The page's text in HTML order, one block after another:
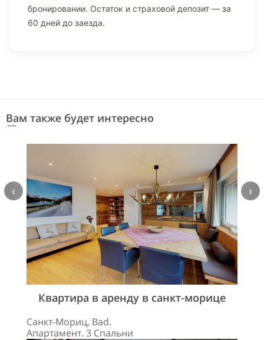
бронировании. Остаток и страховой депозит — за
60 дней до заезда.
Вам также будет интересно
Квартира в аренду в санкт-морице
Санкт-Мориц, Bad.
Апартамент. 3 Спальни
‹ ›